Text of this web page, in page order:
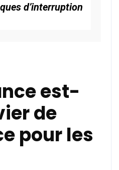
d’interruption
est-
de
pour les